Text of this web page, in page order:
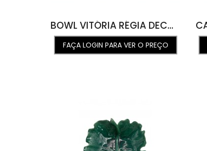
BOWL VITÓRIA RÉGIA DECORATIVO M VERDE 48L X 49C X 9A
FAÇA LOGIN PARA VER O PREÇO